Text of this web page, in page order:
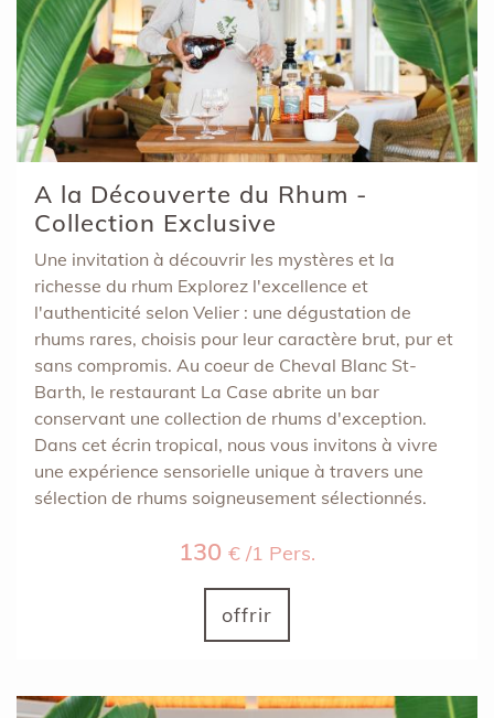
A la Découverte du Rhum -
Collection Exclusive
Une invitation à découvrir les mystères et la
richesse du rhum Explorez l'excellence et
l'authenticité selon Velier : une dégustation de
rhums rares, choisis pour leur caractère brut, pur et
sans compromis. Au coeur de Cheval Blanc St-
Barth, le restaurant La Case abrite un bar
conservant une collection de rhums d'exception.
Dans cet écrin tropical, nous vous invitons à vivre
une expérience sensorielle unique à travers une
sélection de rhums soigneusement sélectionnés.
130 € /1 Pers.
offrir